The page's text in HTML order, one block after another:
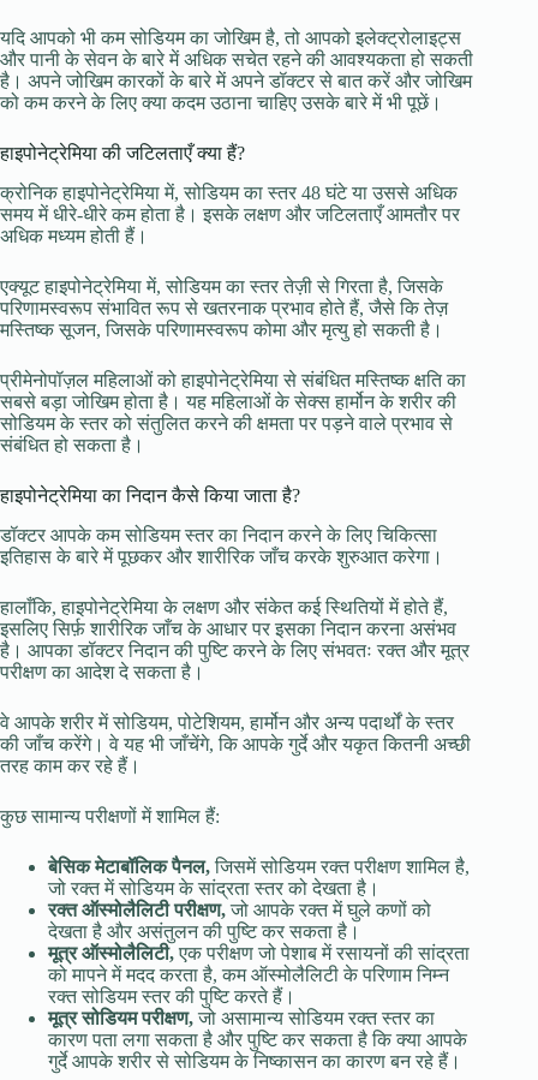
यदि आपको भी कम सोडियम का जोखिम है, तो आपको इलेक्ट्रोलाइट्स
और पानी के सेवन के बारे में अधिक सचेत रहने की आवश्यकता हो सकती
है। अपने जोखिम कारकों के बारे में अपने डॉक्टर से बात करें और जोखिम
को कम करने के लिए क्या कदम उठाना चाहिए उसके बारे में भी पूछें।
हाइपोनेट्रेमिया की जटिलताएँ क्या हैं?
क्रोनिक हाइपोनेट्रेमिया में, सोडियम का स्तर 48 घंटे या उससे अधिक
समय में धीरे-धीरे कम होता है। इसके लक्षण और जटिलताएँ आमतौर पर
अधिक मध्यम होती हैं।
एक्यूट हाइपोनेट्रेमिया में, सोडियम का स्तर तेज़ी से गिरता है, जिसके
परिणामस्वरूप संभावित रूप से खतरनाक प्रभाव होते हैं, जैसे कि तेज़
मस्तिष्क सूजन, जिसके परिणामस्वरूप कोमा और मृत्यु हो सकती है।
प्रीमेनोपॉज़ल महिलाओं को हाइपोनेट्रेमिया से संबंधित मस्तिष्क क्षति का
सबसे बड़ा जोखिम होता है। यह महिलाओं के सेक्स हार्मोन के शरीर की
सोडियम के स्तर को संतुलित करने की क्षमता पर पड़ने वाले प्रभाव से
संबंधित हो सकता है।
हाइपोनेट्रेमिया का निदान कैसे किया जाता है?
डॉक्टर आपके कम सोडियम स्तर का निदान करने के लिए चिकित्सा
इतिहास के बारे में पूछकर और शारीरिक जाँच करके शुरुआत करेगा।
हालाँकि, हाइपोनेट्रेमिया के लक्षण और संकेत कई स्थितियों में होते हैं,
इसलिए सिर्फ़ शारीरिक जाँच के आधार पर इसका निदान करना असंभव
है। आपका डॉक्टर निदान की पुष्टि करने के लिए संभवतः रक्त और मूत्र
परीक्षण का आदेश दे सकता है।
वे आपके शरीर में सोडियम, पोटेशियम, हार्मोन और अन्य पदार्थों के स्तर
की जाँच करेंगे। वे यह भी जाँचेंगे, कि आपके गुर्दे और यकृत कितनी अच्छी
तरह काम कर रहे हैं।
कुछ सामान्य परीक्षणों में शामिल हैं:
बेसिक मेटाबॉलिक पैनल,जिसमें सोडियम रक्त परीक्षण शामिल है,
जो रक्त में सोडियम के सांद्रता स्तर को देखता है।
रक्त ऑस्मोलैलिटी परीक्षण,जो आपके रक्त में घुले कणों को
देखता है और असंतुलन की पुष्टि कर सकता है।
मूत्र ऑस्मोलैलिटी,एक परीक्षण जो पेशाब में रसायनों की सांद्रता
को मापने में मदद करता है, कम ऑस्मोलैलिटी के परिणाम निम्न
रक्त सोडियम स्तर की पुष्टि करते हैं।
मूत्र सोडियम परीक्षण,जो असामान्य सोडियम रक्त स्तर का
कारण पता लगा सकता है और पुष्टि कर सकता है कि क्या आपके
गुर्दे आपके शरीर से सोडियम के निष्कासन का कारण बन रहे हैं।